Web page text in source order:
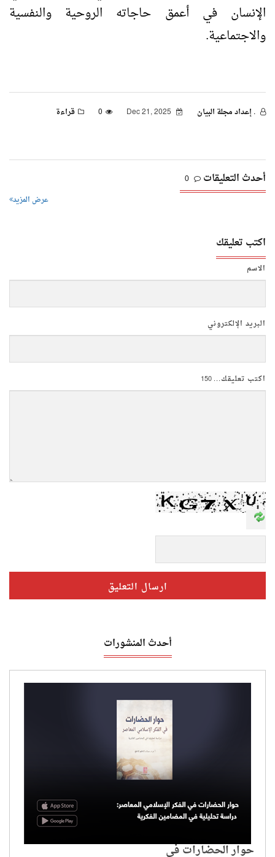
الإنسان في أعمق حاجاته الروحية والنفسية
والاجتماعية.
. إعداد مجلة البيان 0 قراءة
أحدث التعليقات 0
عرض المزيد
اكتب تعليقك
الاسم
البريد الإلكتروني
اكتب تعليقك...150
أحدث المنشورات
حوار الحضارات في